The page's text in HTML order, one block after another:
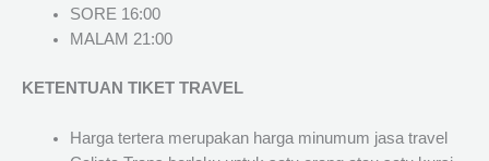
SORE 16:00
MALAM 21:00
KETENTUAN TIKET TRAVEL
Harga tertera merupakan harga minumum jasa travel